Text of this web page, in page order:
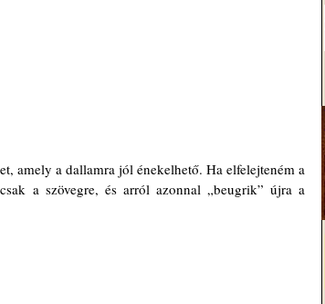
amely a dallamra jól énekelhető. Ha elfelejteném a
a szövegre, és arról azonnal „beugrik” újra a